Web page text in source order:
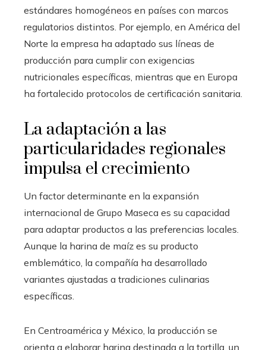
estándares homogéneos en países con marcos
regulatorios distintos. Por ejemplo, en América del
Norte la empresa ha adaptado sus líneas de
producción para cumplir con exigencias
nutricionales específicas, mientras que en Europa
ha fortalecido protocolos de certificación sanitaria.
La adaptación a las
particularidades regionales
impulsa el crecimiento
Un factor determinante en la expansión
internacional de Grupo Maseca es su capacidad
para adaptar productos a las preferencias locales.
Aunque la harina de maíz es su producto
emblemático, la compañía ha desarrollado
variantes ajustadas a tradiciones culinarias
específicas.
En Centroamérica y México, la producción se
orienta a elaborar harina destinada a la tortilla, un